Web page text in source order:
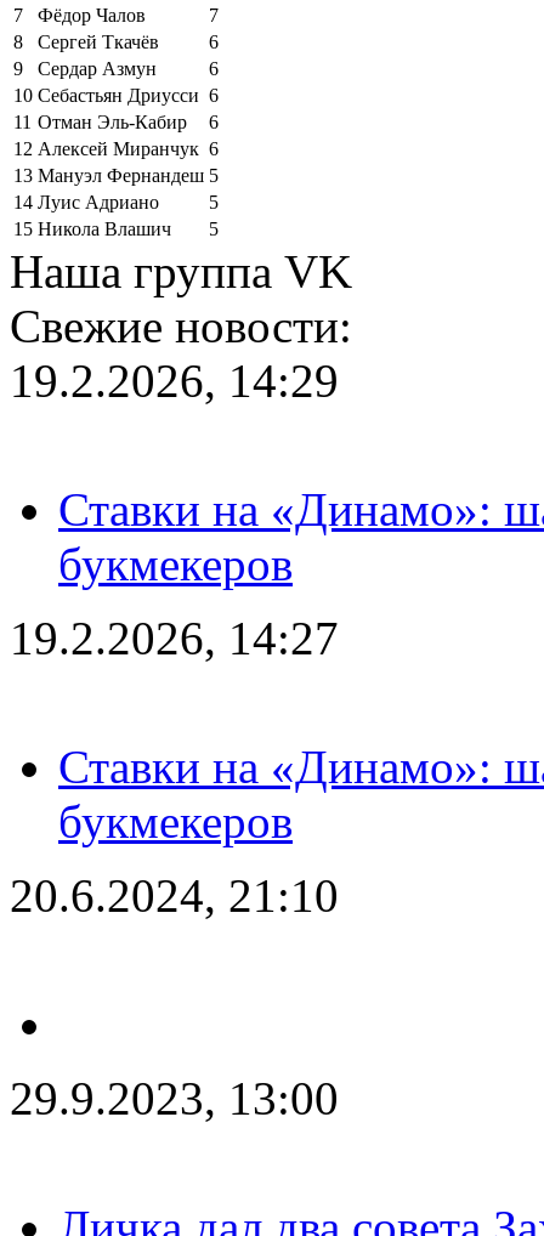
7
Фёдор Чалов
7
8
Сергей Ткачёв
6
9
Сердар Азмун
6
10 Себастьян Дриусси 6
11 Отман Эль-Кабир
6
12 Алексей Миранчук 6
13 Мануэл Фернандеш 5
14 Луис Адриано
5
15 Никола Влашич 5
Наша группа VK
Свежие новости:
19.2.2026, 14:29
Ставки на «Динамо»:
букмекеров
19.2.2026, 14:27
Ставки на «Динамо»:
букмекеров
20.6.2024, 21:10
29.9.2023, 13:00